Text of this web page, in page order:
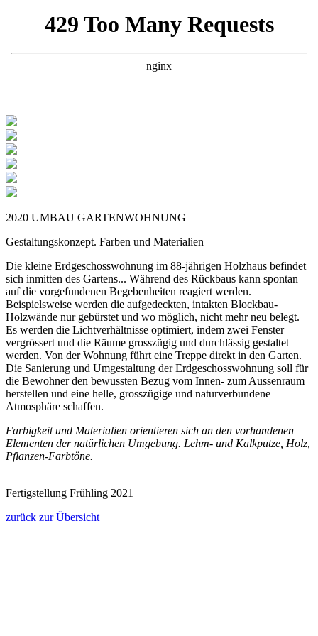
2020 UMBAU GARTENWOHNUNG
Gestaltungskonzept. Farben und Materialien
Die kleine Erdgeschosswohnung im 88-jährigen Holzhaus befindet
sich inmitten des Gartens... Während des Rückbaus kann spontan
auf die vorgefundenen Begebenheiten reagiert werden.
Beispielsweise werden die aufgedeckten, intakten Blockbau-
Holzwände nur gebürstet und wo möglich, nicht mehr neu belegt.
Es werden die Lichtverhältnisse optimiert, indem zwei Fenster
vergrössert und die Räume grosszügig und durchlässig gestaltet
werden. Von der Wohnung führt eine Treppe direkt in den Garten.
Die Sanierung und Umgestaltung der Erdgeschosswohnung soll für
die Bewohner den bewussten Bezug vom Innen- zum Aussenraum
herstellen und eine helle, grosszügige und naturverbundene
Atmosphäre schaffen.
Farbigkeit und Materialien orientieren sich an den vorhandenen
Elementen der natürlichen Umgebung. Lehm- und Kalkputze, Holz,
Pflanzen-Farbtöne.
Fertigstellung Frühling 2021
zurück zur Übersicht